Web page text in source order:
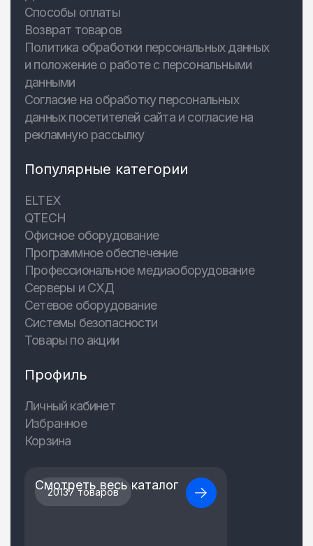
Способы оплаты
Возврат товаров
Политика обработки персональных данных
и положение о работе с персональными
данными
Согласие на обработку персональных
данных посетителей сайта и согласие на
рекламную рассылку
Популярные категории
ELTEX
QTECH
Офисное оборудование
Программное обеспечение
Профессиональное медиаоборудование
Серверы и СХД
Сетевое оборудование
Системы безопасности
Товары по акции
Профиль
Личный кабинет
Избранное
Корзина
20137 товаров
Смотреть весь каталог